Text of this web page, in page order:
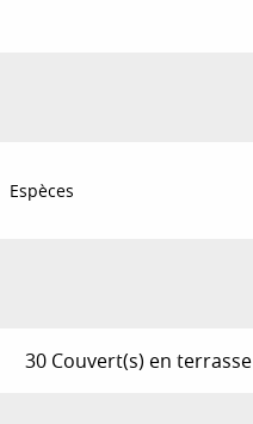
Espèces
30 Couvert(s) en terrasse